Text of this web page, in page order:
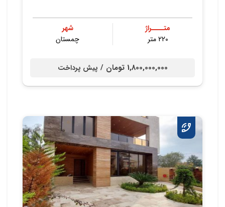
متــــراژ
220 متر
شهر
چمستان
1,800,000,000 تومان / پیش پرداخت